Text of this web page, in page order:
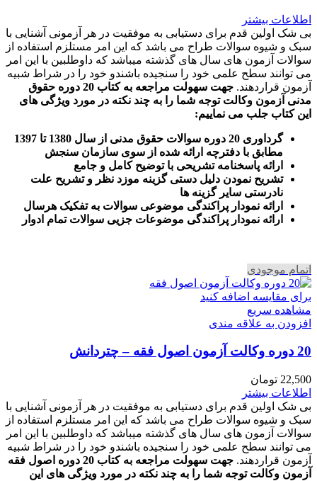
اطلاعات بیشتر
بی شک اولین قدم برای دستیابی به موفقیت در هر آزمونی آشنایی با
سبک و شیوه سوالات طراح می باشد که این امر مستلزم استفاده از
سوالات آزمون های سال های گذشته میباشد که داوطلبین با این امر
می توانند سطح علمی خود را سنجیده باشندو خود را در شراط شبیه
آزمون قراردهند.
جهت سهولت مراجعه به کتاب 20 دوره حقوق
مدنی آزمون وکالت توجه شما را به چند نکته در مورد ویژگی های
این کتاب جلب می نماییم:
گرداوری 20 دوره سوالات حقوق مدنی از سال 1380 تا 1397
مطابق با دفترچه ارائه شده از سوی سازمان سنجش
ارائه پاسخنامه تشریحی با توضیح کامل و جامع
تشریح نمودن دلیل دستی گزینه موزد نظر و تشریح علت
نادرستی سایر گزینه ها
ارائه نمودار پراکندگی موضوعی سوالات به تفکیک هرسال
رائه نمودار پراکندگی موضوعات جزیی سوالات تمام ادوار
اتمام موجودی
برای مقایسه اضافه کنید
مشاهده سریع
افزودن به علاقه مندی
20 دوره وکالت آزمون اصول فقه – چتردانش
22,500 تومان
اطلاعات بیشتر
بی شک اولین قدم برای دستیابی به موفقیت در هر آزمونی آشنایی با
سبک و شیوه سوالات طراح می باشد که این امر مستلزم استفاده از
سوالات آزمون های سال های گذشته میباشد که داوطلبین با این امر
می توانند سطح علمی خود را سنجیده باشندو خود را در شراط شبیه
آزمون قراردهند.
جهت سهولت مراجعه به کتاب 20 دوره اصول فقه
آزمون وکالت توجه شما را به چند نکته در مورد ویژگی های این